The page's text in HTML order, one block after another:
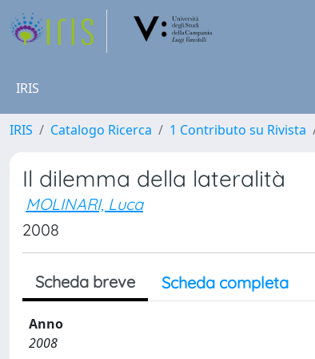
IRIS
IRIS Catalogo Ricerca 1 Contributo su Rivista
Il dilemma della lateralità
MOLINARI, Luca
2008
Scheda breve Scheda completa
Anno
2008